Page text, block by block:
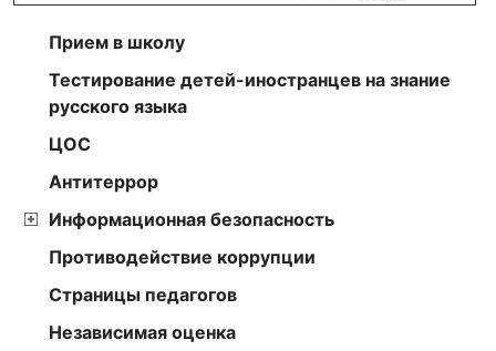
Прием в школу
Тестирование детей-иностранцев на знание
русского языка
ЦОС
Антитеррор
Информационная безопасность
Противодействие коррупции
Страницы педагогов
Независимая оценка